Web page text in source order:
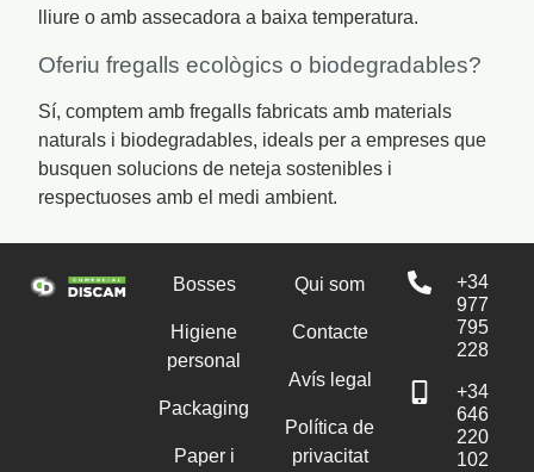
lliure o amb assecadora a baixa temperatura.
Oferiu fregalls ecològics o biodegradables?
Sí, comptem amb fregalls fabricats amb materials
naturals i biodegradables, ideals per a empreses que
busquen solucions de neteja sostenibles i
respectuoses amb el medi ambient.
Bosses
Higiene
personal
Packaging
Paper i
Qui som
Contacte
Avís legal
Política de
privacitat
+34
977
795
228
+34
646
220
102